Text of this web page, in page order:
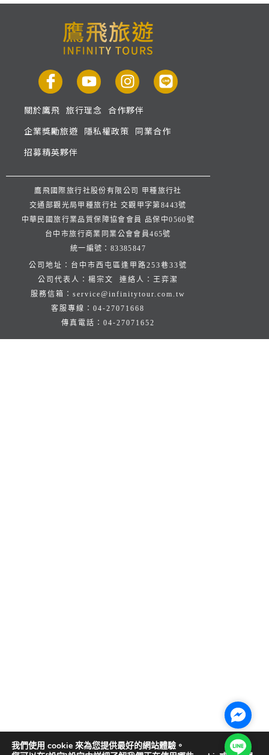
關於鷹飛 旅行理念 合作夥伴
企業獎勵旅遊 隱私權政策 同業合作
招募精英夥伴
鷹飛國際旅行社股份有限公司 甲種旅行社
交通部觀光局甲種旅行社 交觀甲字第8443號
中華民國旅行業品質保障協會會員 品保中0560號
台中市旅行商業同業公會會員465號
統一編號：83385847
公司地址：台中市西屯區逢甲路253巷33號
公司代表人：楊宗文 連絡人：王弈潔
服務信箱： service@infinitytour.com.tw
客服專線： 04-27071668
傳真電話： 04-27071652
我們使用 cookie 來為您提供最好的網站體驗。
Line@